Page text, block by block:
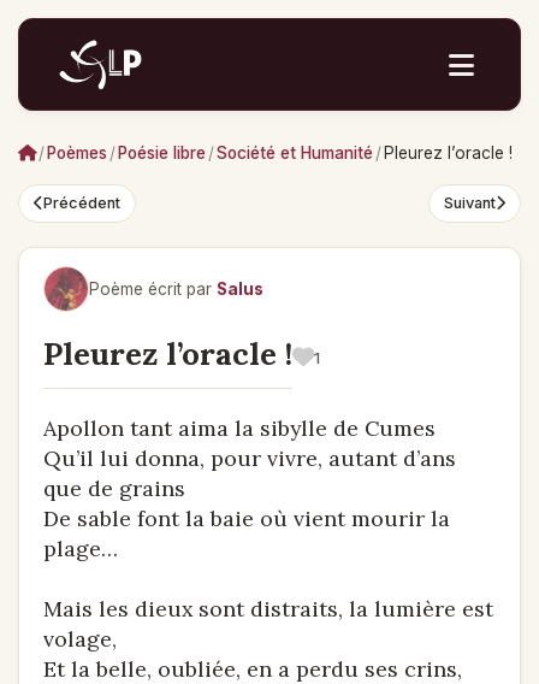
/ Poèmes / Poésie libre/Société et Humanité/ Pleurez l’oracle !
Précédent Suivant
Poème écrit par Salus
Pleurez l’oracle ! 1
Apollon tant aima la sibylle de Cumes
Qu’il lui donna, pour vivre, autant d’ans
que de grains
De sable font la baie où vient mourir la
plage…
Mais les dieux sont distraits, la lumière est
volage,
Et la belle, oubliée, en a perdu ses crins,